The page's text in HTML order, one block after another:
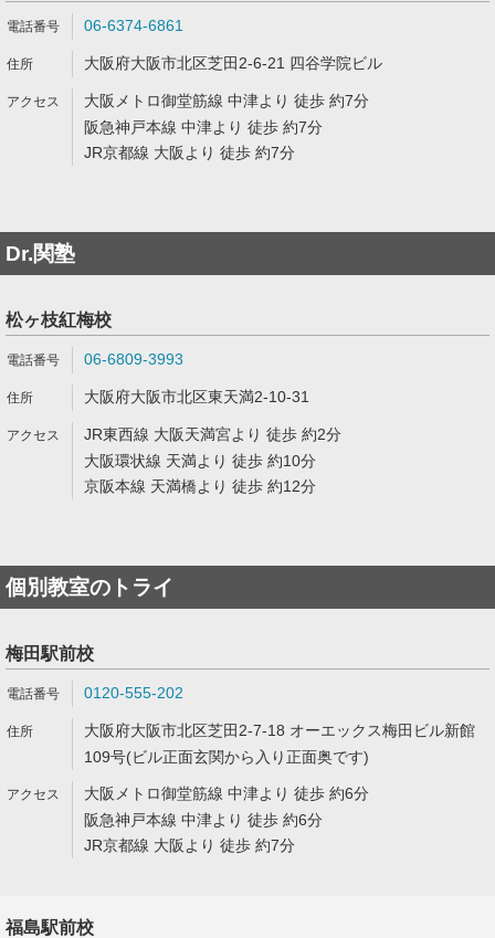
06-6374-6861
大阪府大阪市北区芝田2-6-21 四谷学院ビル
大阪メトロ御堂筋線 中津より 徒歩 約7分
阪急神戸本線 中津より 徒歩 約7分
JR京都線 大阪より 徒歩 約7分
Dr.関塾
松ヶ枝紅梅校
06-6809-3993
大阪府大阪市北区東天満2-10-31
JR東西線 大阪天満宮より 徒歩 約2分
大阪環状線 天満より 徒歩 約10分
京阪本線 天満橋より 徒歩 約12分
個別教室のトライ
梅田駅前校
0120-555-202
大阪府大阪市北区芝田2-7-18 オーエックス梅田ビル新館
109号(ビル正面玄関から入り正面奥です)
大阪メトロ御堂筋線 中津より 徒歩 約6分
阪急神戸本線 中津より 徒歩 約6分
JR京都線 大阪より 徒歩 約7分
福島駅前校